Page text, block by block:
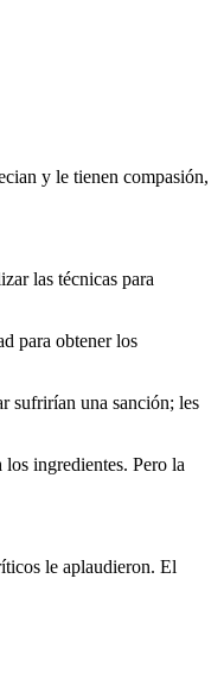
y le tienen compasión,
las técnicas para
para obtener los
sufrirían una sanción; les
ingredientes. Pero la
le aplaudieron. El